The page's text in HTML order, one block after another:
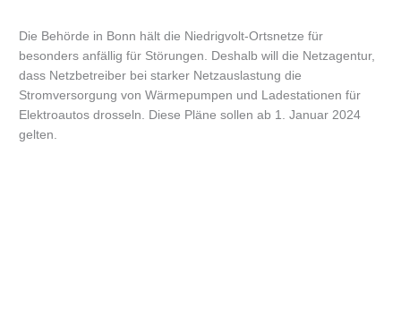
Die Behörde in Bonn hält die Niedrigvolt-Ortsnetze für
besonders anfällig für Störungen. Deshalb will die Netzagentur,
dass Netzbetreiber bei starker Netzauslastung die
Stromversorgung von Wärmepumpen und Ladestationen für
Elektroautos drosseln. Diese Pläne sollen ab 1. Januar 2024
gelten.